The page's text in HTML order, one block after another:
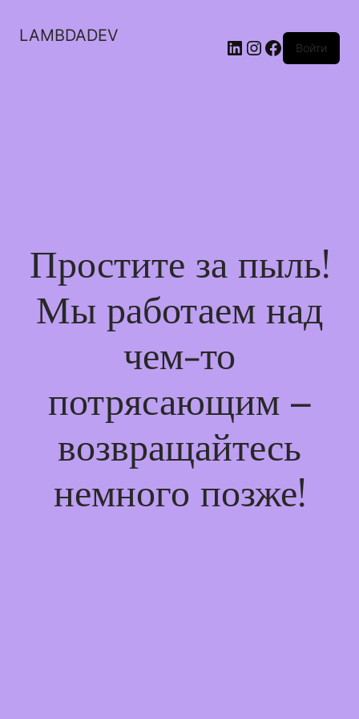
LAMBDADEV LinkedIn
Instagram
Facebook
Войти
Простите за пыль!
Мы работаем над
чем-то
потрясающим –
возвращайтесь
немного позже!